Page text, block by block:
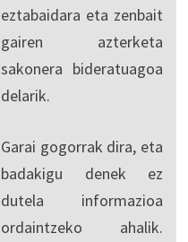
eztabaidara eta zenbait
gairen azterketa
sakonera bideratuagoa
delarik.
Garai gogorrak dira, eta
badakigu denek ez
dutela informazioa
ordaintzeko ahalik.